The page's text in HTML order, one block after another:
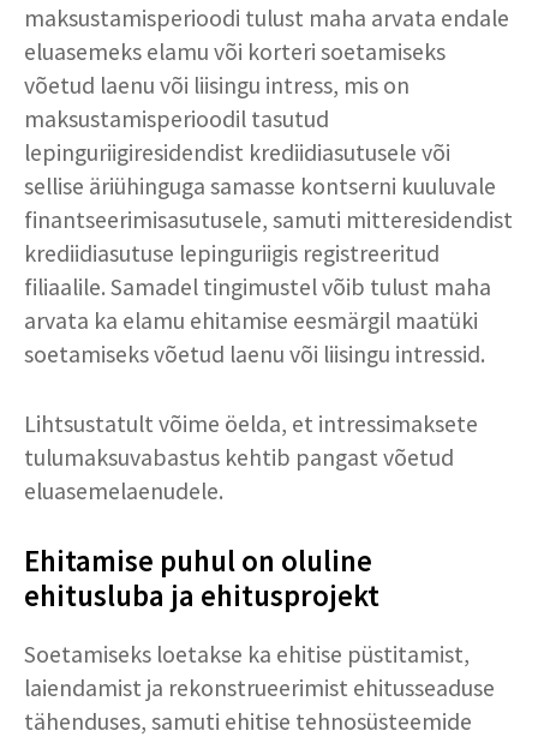
maksustamisperioodi tulust maha arvata endale
eluasemeks elamu või korteri soetamiseks
võetud laenu või liisingu intress, mis on
maksustamisperioodil tasutud
lepinguriigiresidendist krediidiasutusele või
sellise äriühinguga samasse kontserni kuuluvale
finantseerimisasutusele, samuti mitteresidendist
krediidiasutuse lepinguriigis registreeritud
filiaalile. Samadel tingimustel võib tulust maha
arvata ka elamu ehitamise eesmärgil maatüki
soetamiseks võetud laenu või liisingu intressid.
Lihtsustatult võime öelda, et intressimaksete
tulumaksuvabastus kehtib pangast võetud
eluasemelaenudele.
Ehitamise puhul on oluline
ehitusluba ja ehitusprojekt
Soetamiseks loetakse ka ehitise püstitamist,
laiendamist ja rekonstrueerimist ehitusseaduse
tähenduses, samuti ehitise tehnosüsteemide